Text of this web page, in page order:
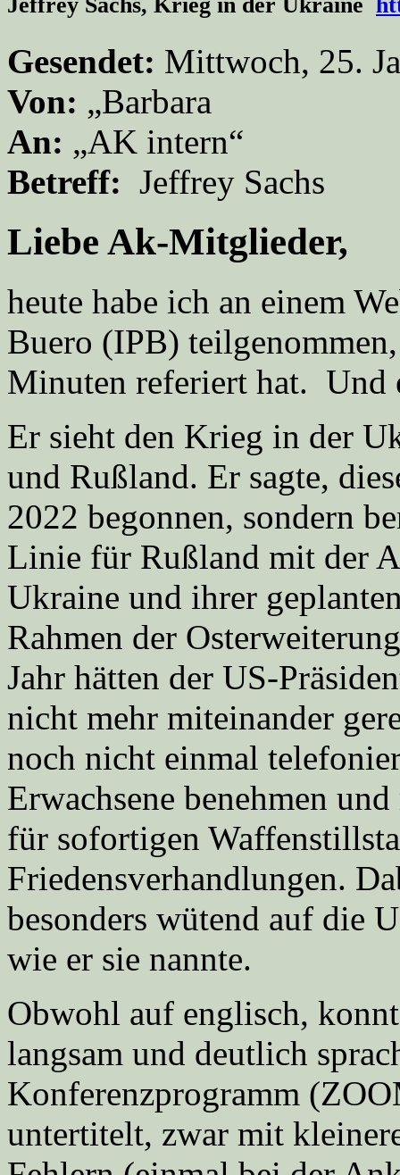
Gesendet: Mittwoch, 25.
Von: „Barbara
An: „AK intern“
Betreff: Jeffrey Sachs
Liebe Ak-Mitglieder,
heute habe ich an einem
Buero (IPB)
Minuten referiert hat. Und
Er sieht den Krieg in der
und Rußland. Er sagte,
2022 begonnen, sondern
Linie für Rußland mit der
Ukraine und ihrer
Rahmen der
Jahr hätten der US-
nicht mehr miteinander
noch nicht einmal
Erwachsene benehmen
für sofortigen
Friedensverhandlungen.
besonders wütend auf die
wie er sie nannte.
Obwohl auf englisch,
langsam und deutlich
Konferenzprogramm
untertitelt, zwar mit